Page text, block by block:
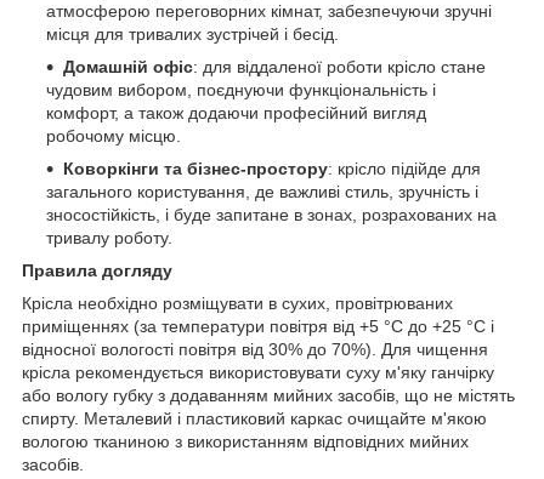
атмосферою переговорних кімнат, забезпечуючи зручні
місця для тривалих зустрічей і бесід.
Домашній офіс: для віддаленої роботи крісло стане
чудовим вибором, поєднуючи функціональність і
комфорт, а також додаючи професійний вигляд
робочому місцю.
Коворкінги та бізнес-простору: крісло підійде для
загального користування, де важливі стиль, зручність і
зносостійкість, і буде запитане в зонах, розрахованих на
тривалу роботу.
Правила догляду
Крісла необхідно розміщувати в сухих, провітрюваних
приміщеннях (за температури повітря від +5 °C до +25 °C і
відносної вологості повітря від 30% до 70%). Для чищення
крісла рекомендується використовувати суху м'яку ганчірку
або вологу губку з додаванням мийних засобів, що не містять
спирту. Металевий і пластиковий каркас очищайте м'якою
вологою тканиною з використанням відповідних мийних
засобів.